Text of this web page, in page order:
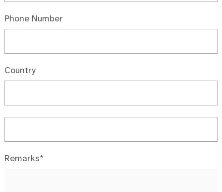
Phone Number
Country
Remarks*